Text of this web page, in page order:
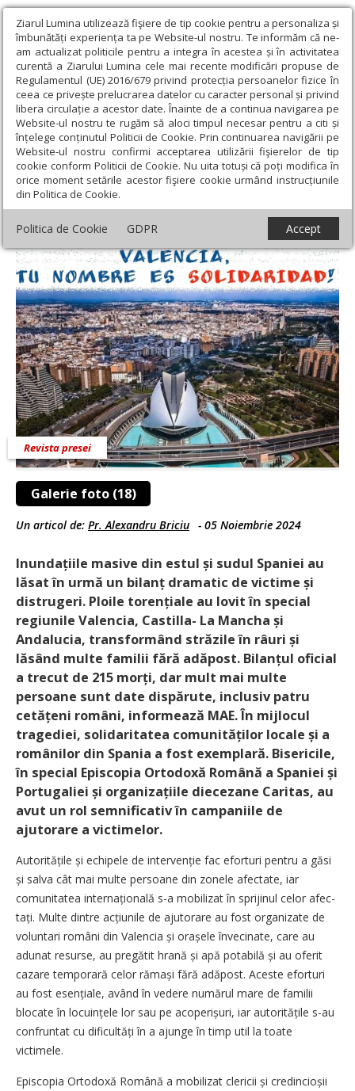
Ziarul Lumina utilizează fişiere de tip cookie pentru a personaliza și
îmbunătăți experiența ta pe Website-ul nostru. Te informăm că ne-
am actualizat politicile pentru a integra în acestea și în activitatea
curentă a Ziarului Lumina cele mai recente modificări propuse de
Regulamentul (UE) 2016/679 privind protecția persoanelor fizice în
ceea ce privește prelucrarea datelor cu caracter personal și privind
libera circulație a acestor date. Înainte de a continua navigarea pe
Website-ul nostru te rugăm să aloci timpul necesar pentru a citi și
înțelege conținutul Politicii de Cookie. Prin continuarea navigării pe
Website-ul nostru confirmi acceptarea utilizării fişierelor de tip
cookie conform Politicii de Cookie. Nu uita totuși că poți modifica în
orice moment setările acestor fişiere cookie urmând instrucțiunile
din Politica de Cookie.
Politica de Cookie GDPR Accept
Ziarul Lumina › Educaţie și Cultură › Revista presei ›
Solidaritatea românilor, un far de speranță în faţa tragediei
spaniole
Solidaritatea românilor, un far de speranță
în faţa tragediei spaniole
Galerie foto (18)
Revista presei
Un articol de: Pr. Alexandru Briciu - 05 Noiembrie 2024
Inundațiile masive din estul și sudul Spaniei au
lăsat în urmă un bilanț dramatic de victime și
distrugeri. Ploile torențiale au lovit în special
regiunile Valencia, Castilla- La Mancha și
Andalucia, transformând străzile în râuri și
lăsând multe familii fără adăpost. Bilanțul oficial
a trecut de 215 morți, dar mult mai multe
persoane sunt date dispărute, inclusiv patru
cetă­țeni români, informează MAE. În mijlocul
tragediei, solidaritatea comuni­tăților locale și a
românilor din Spania a fost exemplară. Bisericile,
în special Episcopia Ortodoxă Română a Spaniei și
Portugaliei și organizațiile diecezane Caritas, au
avut un rol semnificativ în campaniile de
ajutorare a victimelor.
Autoritățile și echipele de intervenție fac eforturi pentru a găsi
și salva cât mai multe persoane din zonele afectate, iar
comunitatea internațională s-a mobilizat în sprijinul celor afec­
tați. Multe dintre acțiunile de ajutorare au fost organizate de
voluntari români din Valencia și orașele învecinate, care au
adunat resurse, au pregătit hrană și apă potabilă și au oferit
cazare temporară celor rămași fără adăpost. Aceste eforturi
au fost esențiale, având în vedere numărul mare de familii
blocate în locuințele lor sau pe acoperișuri, iar autoritățile s-au
confruntat cu difi­cultăți în a ajunge în timp util la toate
victimele.
Episcopia Ortodoxă Română a mobilizat clericii și credincioșii